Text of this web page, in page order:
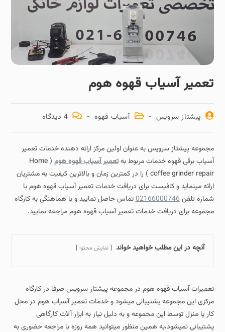
تعمیر آسیاب قهوه هوم
پیشتاز سرویس آسیاب قهوه 4 دیدگاه‌
مجموعه پیشتاز سرویس به عنوان اولین مرکز ارائه دهنده خدمات تعمیر
آسیاب برقی قهوه خدمات مربوط بهتعمیر آسیاب قهوه هوم
( Home
coffee grinder repair ) را در کمترین زمان و بالاترین کیفیت به مشتریان
ارائه مینماید و کافیست برای دریافت خدمات تعمیر آسیاب قهوه هوم با
شماره تلفن02166000746تماس حاصل نمایید و با هماهنگی به کارگاه
مجموعه برای دریافت خدمات تعمیر آسیاب قهوه هوم مراجعه نمایید.
آنچه در این مطلب خواهید خواند نمایش محتوا
تعمیرات آسیاب قهوه هوم در مجموعه پیشتاز سرویس صرفا در کارگاه
مرکزی این مجموعه پشتیبانی میشود و خدمات تعمیر آسیاب هوم در محل
کار یا منزل توسط این مجموعه و به دلیل نیاز به ابزار آلات کارگاهی
پشتیبانی نمیشود،به همین منظور میتوانید همه روزه با مراجعه حضوری به